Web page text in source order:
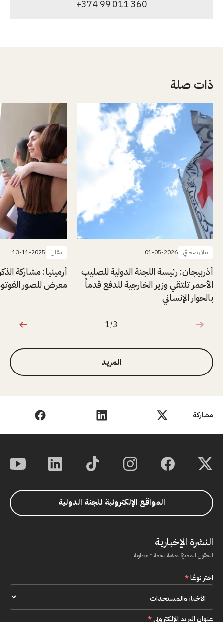
مشاركة
+374 99 011 360
ذات صلة
بيان صحافي 01-05-2026
أذربيجان: رئيسة اللجنة الدولية للصليب
الأحمر تلتقي وزير الخارجية للدفع قدماً
بالحوار الإنساني
مقال 13-11-2025
أرمينيا: مشاركة
معرض للصور
1 من 3
1/3
المزيد
المواقع الإلكترونية للجنة الدولية
النشرة الإخبارية
الحقول المميزة بعلامة نجمة * مطلوبة
اختر نوعًا*
عنوان البريد الإلكتروني*